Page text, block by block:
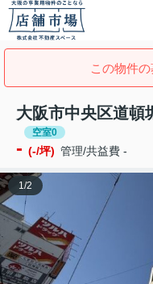
この物件の
大阪市中央区道頓
空室0
- (-/坪) 管理/共益費 -
1/2